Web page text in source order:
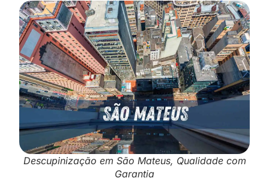
Descupinização em São Mateus, Qualidade com
Garantia